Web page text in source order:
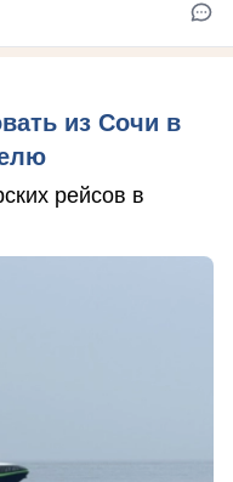
из Сочи в
рейсов в